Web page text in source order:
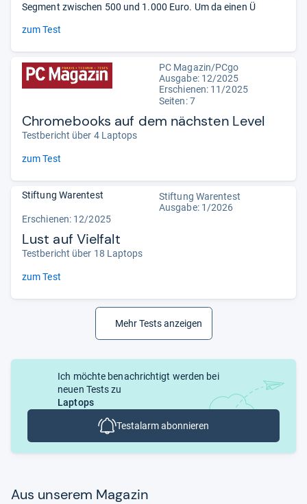
Segment zwischen 500 und 1.000 Euro. Um da einen Ü
zum Test
PC Magazin/PCgo
Ausgabe: 12/2025
Erschienen: 11/2025
Seiten: 7
Chromebooks auf dem nächsten Level
Testbericht über 4 Laptops
zum Test
Stiftung Warentest
Stiftung Warentest
Ausgabe: 1/2026
Erschienen: 12/2025
Lust auf Vielfalt
Testbericht über 18 Laptops
zum Test
Mehr Tests anzeigen
Ich möchte benachrichtigt werden bei
neuen Tests zu
Laptops
Testalarm abonnieren
Aus unse­rem Maga­zin